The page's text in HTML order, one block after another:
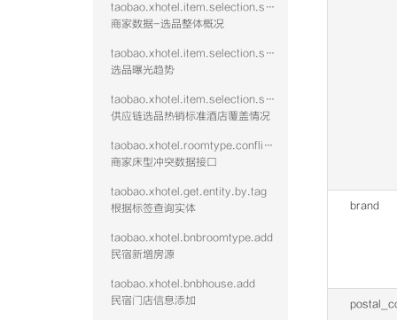
taobao.xhotel.item.selection.seller.stat.summary
商家数据-选品整体概况
taobao.xhotel.item.selection.seller.stat.exposure
选品曝光趋势
taobao.xhotel.item.selection.seller.stat.hotshid
供应链选品热销标准酒店覆盖情况
taobao.xhotel.roomtype.conflict.data
商家床型冲突数据接口
taobao.xhotel.get.entity.by.tag
根据标签查询实体
taobao.xhotel.bnbroomtype.add
民宿新增房源
taobao.xhotel.bnbhouse.add
民宿门店信息添加
brand